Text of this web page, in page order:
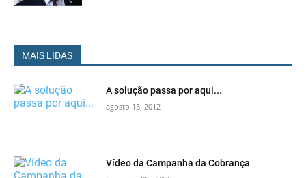
MAIS LIDAS
A solução passa por aqui...
agosto 15, 2012
Vídeo da Campanha da Cobrança